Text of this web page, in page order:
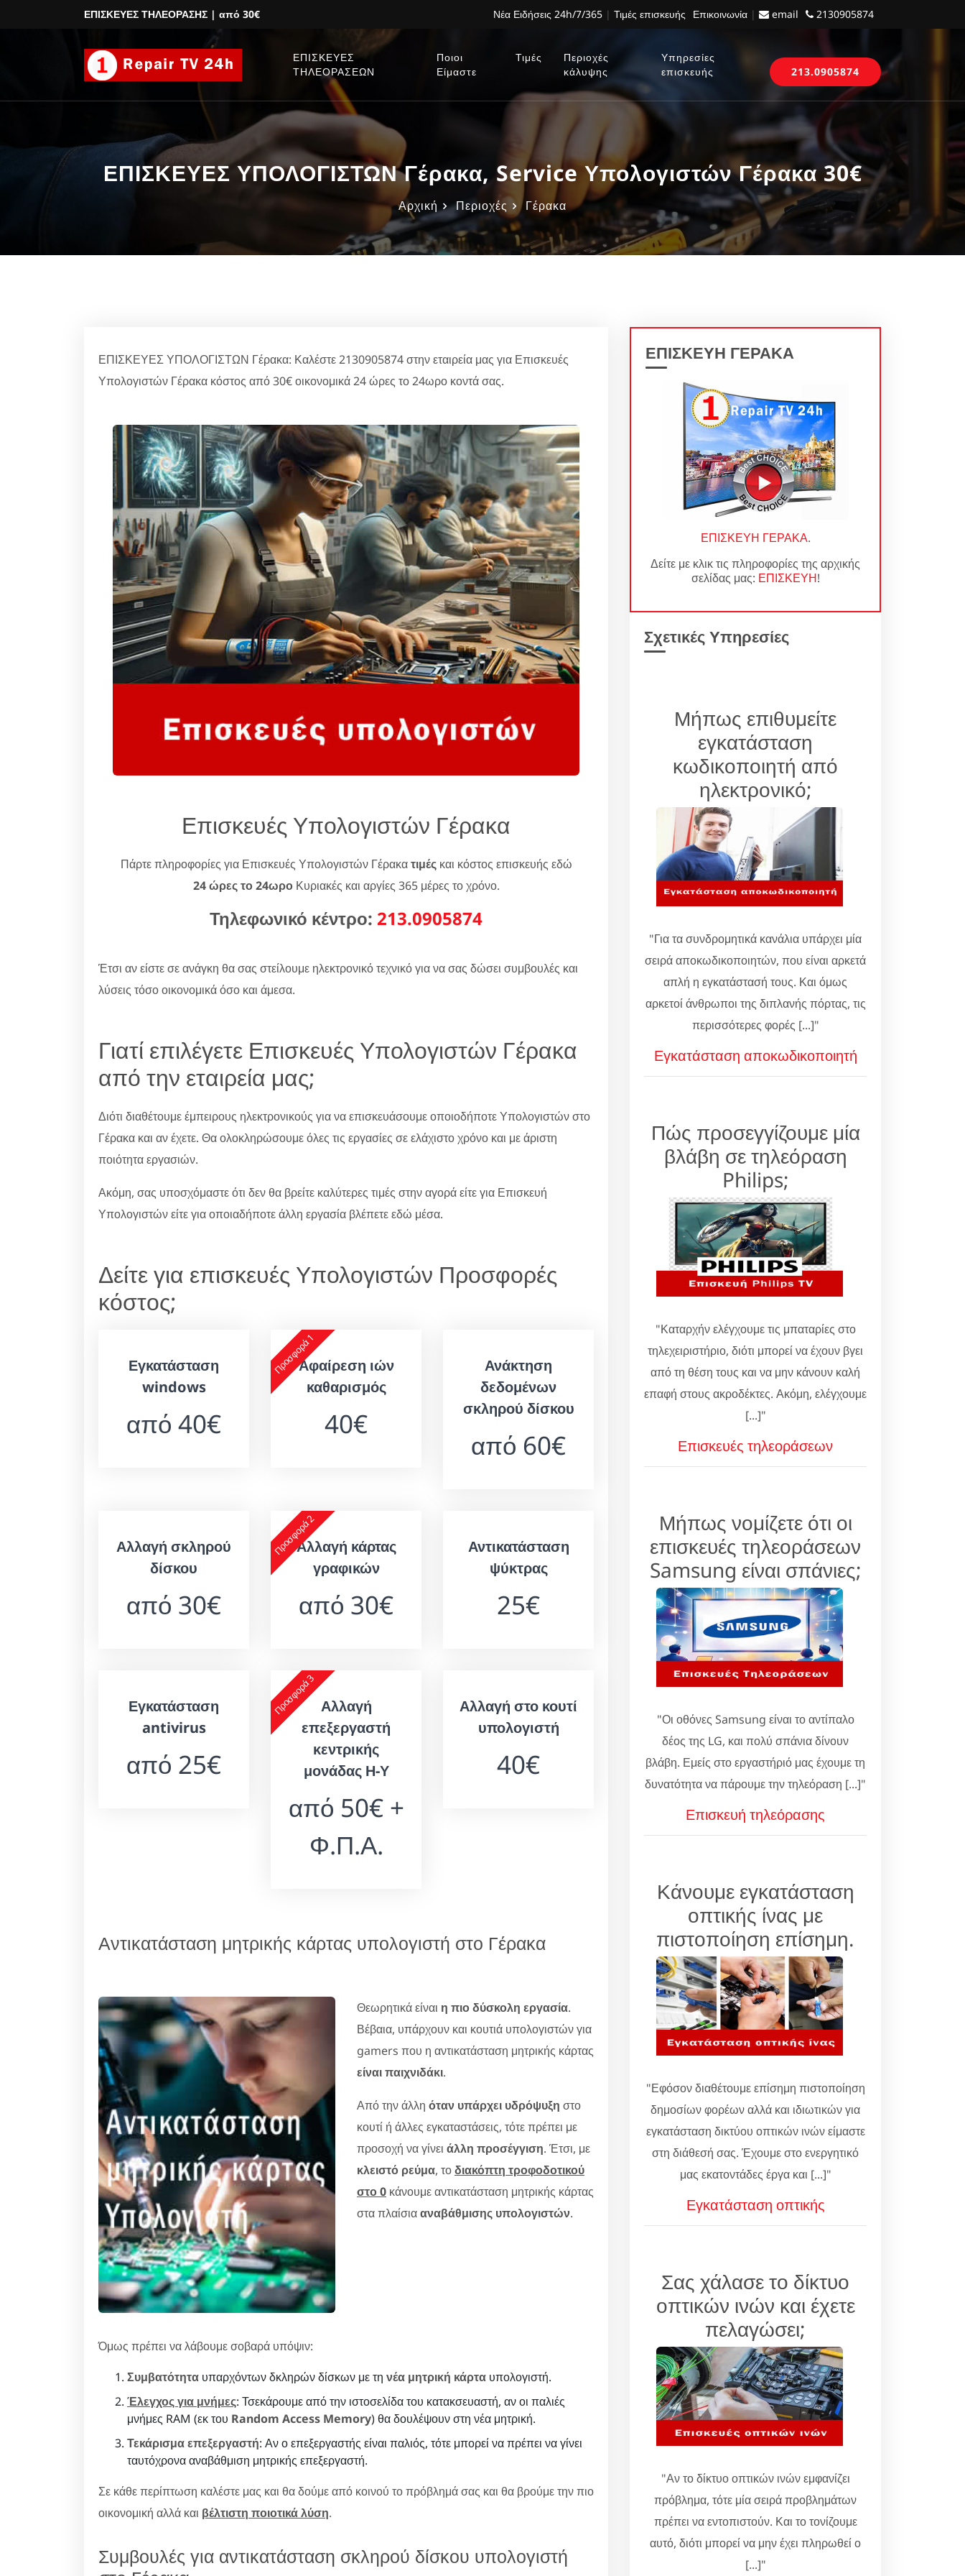
ΕΠΙΣΚΕΥΕΣ ΤΗΛΕΟΡΑΣΗΣ | από 30€ Νέα Ειδήσεις 24h/7/365 | Τιμές επισκευής Επικοινωνία | email 2130905874
ΕΠΙΣΚΕΥΕΣ
ΤΗΛΕΟΡΑΣΕΩΝ
Ποιοι
Είμαστε
Τιμές
Περιοχές
κάλυψης
Υπηρεσίες
επισκευής
213.0905874
ΕΠΙΣΚΕΥΕΣ ΥΠΟΛΟΓΙΣΤΩΝ Γέρακα, Service Υπολογιστών Γέρακα 30€
Αρχική Περιοχές Γέρακα
ΕΠΙΣΚΕΥΕΣ ΥΠΟΛΟΓΙΣΤΩΝ Γέρακα: Καλέστε 2130905874 στην εταιρεία μας για Επισκευές
Υπολογιστών Γέρακα κόστος από 30€ οικονομικά 24 ώρες το 24ωρο κοντά σας.
Επισκευές Υπολογιστών Γέρακα
Πάρτε πληροφορίες για Επισκευές Υπολογιστών Γέρακατιμέςκαι κόστος επισκευής εδώ
24 ώρες το 24ωροΚυριακές και αργίες 365 μέρες το χρόνο.
Τηλεφωνικό κέντρο: 213.0905874
Έτσι αν είστε σε ανάγκη θα σας στείλουμε ηλεκτρονικό τεχνικό για να σας δώσει συμβουλές και
λύσεις τόσο οικονομικά όσο και άμεσα.
Γιατί επιλέγετε Επισκευές Υπολογιστών Γέρακα
από την εταιρεία μας;
Διότι διαθέτουμε έμπειρους ηλεκτρονικούς για να επισκευάσουμε οποιοδήποτε Υπολογιστών στο
Γέρακα και αν έχετε. Θα ολοκληρώσουμε όλες τις εργασίες σε ελάχιστο χρόνο και με άριστη
ποιότητα εργασιών.
Ακόμη, σας υποσχόμαστε ότι δεν θα βρείτε καλύτερες τιμές στην αγορά είτε για Επισκευή
Υπολογιστών είτε για οποιαδήποτε άλλη εργασία βλέπετε εδώ μέσα.
Δείτε για επισκευές Υπολογιστών Προσφορές
κόστος;
Εγκατάσταση
windows
από 40€
Προσφορά 1Αφαίρεση ιών
καθαρισμός
40€
Ανάκτηση
δεδομένων
σκληρού δίσκου
από 60€
Αλλαγή σκληρού
δίσκου
από 30€
Προσφορά 2Αλλαγή κάρτας
γραφικών
από 30€
Αντικατάσταση
ψύκτρας
25€
Εγκατάσταση
antivirus
από 25€
Προσφορά 3 Αλλαγή
επεξεργαστή
κεντρικής
μονάδας Η-Υ
από 50€ +
Φ.Π.Α.
Αλλαγή στο κουτί
υπολογιστή
40€
Αντικατάσταση μητρικής κάρτας υπολογιστή στο Γέρακα
Θεωρητικά είναι η πιο δύσκολη εργασία.
Βέβαια, υπάρχουν και κουτιά υπολογιστών για
gamers που η αντικατάσταση μητρικής κάρτας
είναι παιχνιδάκι.
Από την άλλη όταν υπάρχει υδρόψυξη στο
κουτί ή άλλες εγκαταστάσεις, τότε πρέπει με
προσοχή να γίνει άλλη προσέγγιση. Έτσι, με
κλειστό ρεύμα, τοδιακόπτη τροφοδοτικού
στο 0 κάνουμε αντικατάσταση μητρικής κάρτας
στα πλαίσιααναβάθμισης υπολογιστών.
Όμως πρέπει να λάβουμε σοβαρά υπόψιν:
Συμβατότητα υπαρχόντων δκληρών δίσκων με τη νέα μητρική κάρτα υπολογιστή.
Έλεγχος για μνήμες: Τσεκάρουμε από την ιστοσελίδα του κατακσευαστή, αν οι παλιές
μνήμες RAM (εκ του Random Access Memory) θα δουλέψουν στη νέα μητρική.
Τεκάρισμα επεξεργαστή: Αν ο επεξεργαστής είναι παλιός, τότε μπορεί να πρέπει να γίνει
ταυτόχρονα αναβάθμιση μητρικής επεξεργαστή.
Σε κάθε περίπτωση καλέστε μας και θα δούμε από κοινού το πρόβλημά σας και θα βρούμε την πιο
οικονομική αλλά και βέλτιστη ποιοτικά λύση.
Συμβουλές για αντικατάσταση σκληρού δίσκου υπολογιστή
ΕΠΙΣΚΕΥΗ ΓΕΡΑΚΑ
ΕΠΙΣΚΕΥΗ ΓΕΡΑΚΑ.
Δείτε με κλικ τις πληροφορίες της αρχικής
σελίδας μας: ΕΠΙΣΚΕΥΗ!
Σχετικές Υπηρεσίες
Μήπως επιθυμείτε
εγκατάσταση
κωδικοποιητή από
ηλεκτρονικό;
"Για τα συνδρομητικά κανάλια υπάρχει μία
σειρά αποκωδικοποιητών, που είναι αρκετά
απλή η εγκατάστασή τους. Και όμως
αρκετοί άνθρωποι της διπλανής πόρτας, τις
περισσότερες φορές [...]"
Εγκατάσταση αποκωδικοποιητή
Πώς προσεγγίζουμε μία
βλάβη σε τηλεόραση
Philips;
"Καταρχήν ελέγχουμε τις μπαταρίες στο
τηλεχειριστήριο, διότι μπορεί να έχουν βγει
από τη θέση τους και να μην κάνουν καλή
επαφή στους ακροδέκτες. Ακόμη, ελέγχουμε
[...]"
Επισκευές τηλεοράσεων
Μήπως νομίζετε ότι οι
επισκευές τηλεοράσεων
Samsung είναι σπάνιες;
"Οι οθόνες Samsung είναι το αντίπαλο
δέος της LG, και πολύ σπάνια δίνουν
βλάβη. Εμείς στο εργαστήριό μας έχουμε τη
δυνατότητα να πάρουμε την τηλεόραση [...]"
Επισκευή τηλεόρασης
Κάνουμε εγκατάσταση
οπτικής ίνας με
πιστοποίηση επίσημη.
"Εφόσον διαθέτουμε επίσημη πιστοποίηση
δημοσίων φορέων αλλά και ιδιωτικών για
εγκατάσταση δικτύου οπτικών ινών είμαστε
στη διάθεσή σας. Έχουμε στο ενεργητικό
μας εκατοντάδες έργα και [...]"
Εγκατάσταση οπτικής
Σας χάλασε το δίκτυο
οπτικών ινών και έχετε
πελαγώσει;
"Αν το δίκτυο οπτικών ινών εμφανίζει
πρόβλημα, τότε μία σειρά προβλημάτων
πρέπει να εντοπιστούν. Και το τονίζουμε
αυτό, διότι μπορεί να μην έχει πληρωθεί ο
[...]"